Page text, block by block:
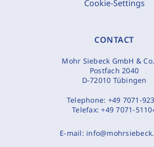
Cookie-Settings
CONTACT
Mohr Siebeck GmbH &
Postfach 2040
D-72010 Tübingen
Telephone: +49 7071-
Telefax:+49 7071-
E-mail: